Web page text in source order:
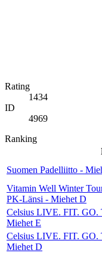
Rating
1434
ID
4969
Ranking
Suomen Padelliitto -
Vitamin Well Winter
PK-Länsi - Miehet D
Celsius LIVE. FIT. GO.
Miehet E
Celsius LIVE. FIT. GO.
Miehet D